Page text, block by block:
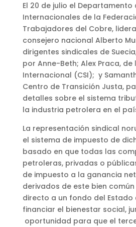
El 20 de julio el Departamento
Internacionales de la
Trabajadores del Cobre,
consejero nacional Alberto
dirigentes sindicales de
por Anne-Beth; Alex Praca,
Internacional (CSI); y
Centro de Transición Justa,
detalles sobre el sistema
la industria petrolera en el
La representación sindical
el sistema de impuesto de
basado en que todas las
petroleras, privadas o
de impuesto a la ganancia
derivados de este bien
directo a un fondo del Estado
financiar el bienestar social,
oportunidad para que el